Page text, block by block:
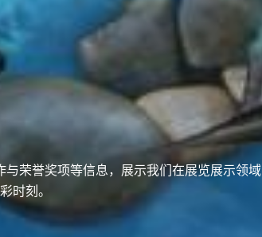
荣誉奖项等信息，展示我们在展览展示领域
时刻。